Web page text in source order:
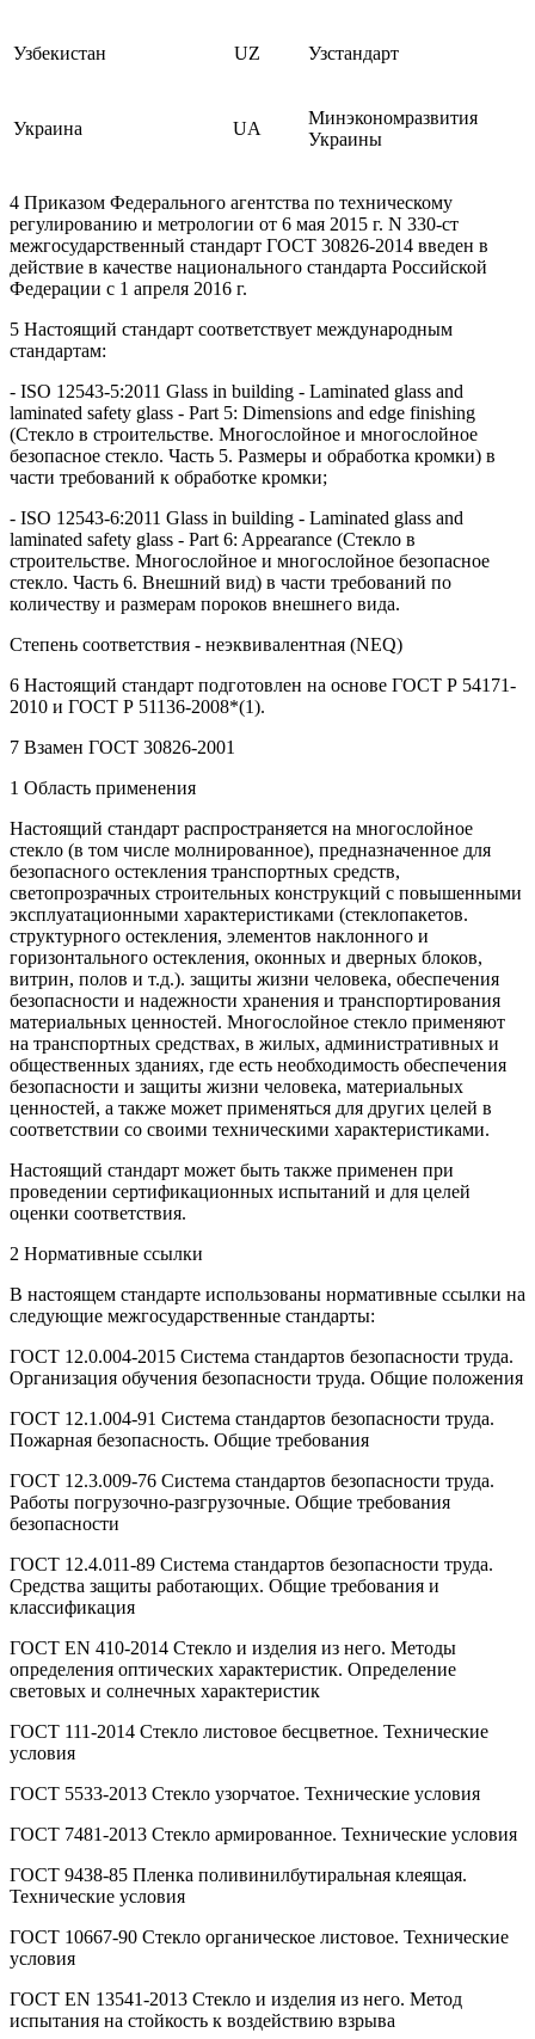
Узбекистан UZ Узстандарт
Украина UA
Минэкономразвития
Украины
4 Приказом Федерального агентства по техническому
регулированию и метрологии от 6 мая 2015 г. N 330-ст
межгосударственный стандарт ГОСТ 30826-2014 введен в
действие в качестве национального стандарта Российской
Федерации с 1 апреля 2016 г.
5 Настоящий стандарт соответствует международным
стандартам:
- ISO 12543-5:2011 Glass in building - Laminated glass and
laminated safety glass - Part 5: Dimensions and edge finishing
(Стекло в строительстве. Многослойное и многослойное
безопасное стекло. Часть 5. Размеры и обработка кромки) в
части требований к обработке кромки;
- ISO 12543-6:2011 Glass in building - Laminated glass and
laminated safety glass - Part 6: Appearance (Стекло в
строительстве. Многослойное и многослойное безопасное
стекло. Часть 6. Внешний вид) в части требований по
количеству и размерам пороков внешнего вида.
Степень соответствия - неэквивалентная (NEQ)
6 Настоящий стандарт подготовлен на основе ГОСТ Р 54171-
2010 и ГОСТ Р 51136-2008*(1).
7 Взамен ГОСТ 30826-2001
1 Область применения
Настоящий стандарт распространяется на многослойное
стекло (в том числе молнированное), предназначенное для
безопасного остекления транспортных средств,
светопрозрачных строительных конструкций с повышенными
эксплуатационными характеристиками (стеклопакетов.
структурного остекления, элементов наклонного и
горизонтального остекления, оконных и дверных блоков,
витрин, полов и т.д.). защиты жизни человека, обеспечения
безопасности и надежности хранения и транспортирования
материальных ценностей. Многослойное стекло применяют
на транспортных средствах, в жилых, административных и
общественных зданиях, где есть необходимость обеспечения
безопасности и защиты жизни человека, материальных
ценностей, а также может применяться для других целей в
соответствии со своими техническими характеристиками.
Настоящий стандарт может быть также применен при
проведении сертификационных испытаний и для целей
оценки соответствия.
2 Нормативные ссылки
В настоящем стандарте использованы нормативные ссылки на
следующие межгосударственные стандарты:
ГОСТ 12.0.004-2015 Система стандартов безопасности труда.
Организация обучения безопасности труда. Общие положения
ГОСТ 12.1.004-91 Система стандартов безопасности труда.
Пожарная безопасность. Общие требования
ГОСТ 12.3.009-76 Система стандартов безопасности труда.
Работы погрузочно-разгрузочные. Общие требования
безопасности
ГОСТ 12.4.011-89 Система стандартов безопасности труда.
Средства защиты работающих. Общие требования и
классификация
ГОСТ EN 410-2014 Стекло и изделия из него. Методы
определения оптических характеристик. Определение
световых и солнечных характеристик
ГОСТ 111-2014 Стекло листовое бесцветное. Технические
условия
ГОСТ 5533-2013 Стекло узорчатое. Технические условия
ГОСТ 7481-2013 Стекло армированное. Технические условия
ГОСТ 9438-85 Пленка поливинилбутиральная клеящая.
Технические условия
ГОСТ 10667-90 Стекло органическое листовое. Технические
условия
ГОСТ EN 13541-2013 Стекло и изделия из него. Метод
испытания на стойкость к воздействию взрыва